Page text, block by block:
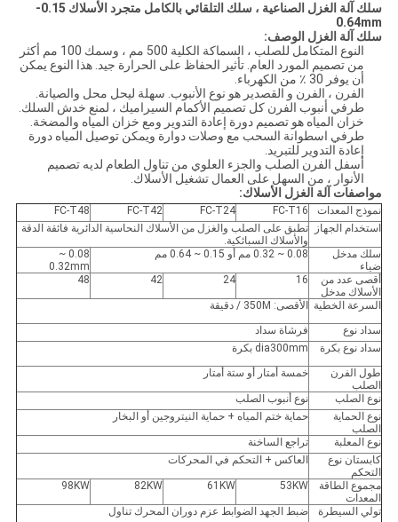
سلك آلة الغزل الصناعية ، سلك التلقائي بالكامل متجرد الأسلاك 0.15-
0.64mm
سلك آلة الغزل الوصف:
النوع المتكامل للصلب ، السماكة الكلية 500 مم ، وسمك 100 مم أكثر
من تصميم المورد العام. تأثير الحفاظ على الحرارة جيد. هذا النوع يمكن
أن يوفر 30 ٪ من الكهرباء.
الفرن ، الفرن و القصدير هو نوع الأنبوب. سهلة ليحل محل والصيانة.
طرفي أنبوب الفرن كل تصميم الأكمام السيراميك ، لمنع خدش السلك.
خزان المياه هو تصميم دورة إعادة التدوير ومع خزان المياه والمضخة.
طرفي اسطوانة السحب مع وصلات دوارة ويمكن توصيل المياه دورة
إعادة التدوير للتبريد.
أسفل الفرن الصلب والجزء العلوي من تناول الطعام لديه تصميم
الأنوار ، من السهل على العمال تشغيل الأسلاك.
مواصفات آلة الغزل الأسلاك:
نموذج المعدات FC-T16
FC-T24
FC-T42
FC-T48
استخدام الجهاز
تطبق على الصلب والغزل من الأسلاك النحاسية الدائرية فائقة الدقة
والأسلاك السبائكية.
سلك مدخل
ضياء
0.08 ~ 0.32 مم أو 0.15 ~ 0.64 مم
0.08 ~
0.32mm
أقصى عدد من
الأسلاك مدخل
16
24
42
48
السرعة الخطية
الأقصى: 350M / دقيقة
سداد نوع
فرشاة سداد
سداد نوع بكرة
dia300mm بكرة
طول الفرن
الصلب
خمسة أمتار أو ستة أمتار
نوع الصلب
نوع أنبوب الصلب
نوع الحماية
الصلب
حماية ختم المياه + حماية النيتروجين أو البخار
نوع المعلبة
تراجع الساخنة
كابستان نوع
التحكم
العاكس + التحكم في المحركات
مجموع الطاقة
المعدات
53KW
61KW
82KW
98KW
تولي السيطرة
ضبط الجهد الضوابط عزم دوران المحرك تناول